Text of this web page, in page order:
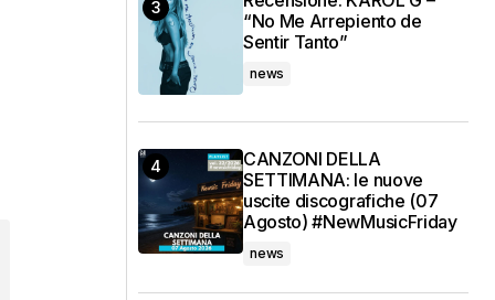
“No Me Arrepiento de
Sentir Tanto”
news
CANZONI DELLA
SETTIMANA: le nuove
uscite discografiche (07
Agosto) #NewMusicFriday
news